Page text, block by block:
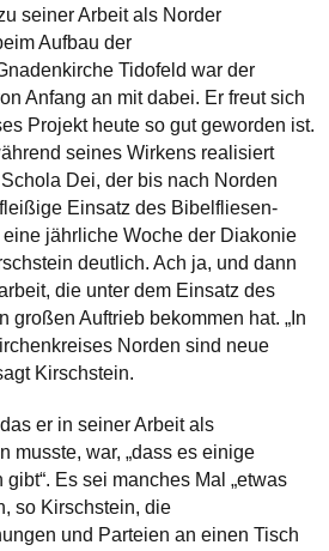
seiner Arbeit als Norder
Aufbau der
Tidofeld war der
Anfang an mit dabei. Er freut sich
Projekt heute so gut geworden ist.
seines Wirkens realisiert
Dei, der bis nach Norden
Einsatz des Bibelfliesen-
eine jährliche Woche der Diakonie
deutlich. Ach ja, und dann
die unter dem Einsatz des
großen Auftrieb bekommen hat. „In
Norden sind neue
Kirschstein.
er in seiner Arbeit als
musste, war, „dass es einige
Es sei manches Mal „etwas
so Kirschstein, die
und Parteien an einen Tisch